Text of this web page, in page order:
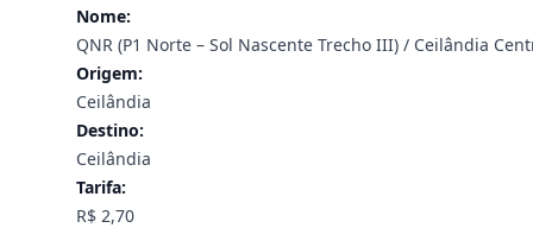
Nome:
QNR (P1 Norte – Sol Nascente Trecho III) / Ceilândia
Origem:
Ceilândia
Destino:
Ceilândia
Tarifa:
R$ 2,70